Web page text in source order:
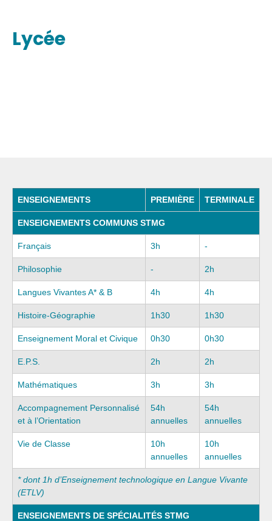
Lycée
ENSEIGNEMENTS PREMIÈRE TERMINALE
ENSEIGNEMENTS COMMUNS STMG
Français 3h -
Philosophie - 2h
Langues Vivantes A* & B 4h 4h
Histoire-Géographie 1h30 1h30
Enseignement Moral et Civique 0h30 0h30
E.P.S. 2h 2h
Mathématiques 3h 3h
Accompagnement Personnalisé
et à l’Orientation
54h
annuelles
54h
annuelles
Vie de Classe
10h
annuelles
10h
annuelles
* dont 1h d’Enseignement technologique en Langue Vivante
(ETLV)
ENSEIGNEMENTS DE SPÉCIALITÉS STMG